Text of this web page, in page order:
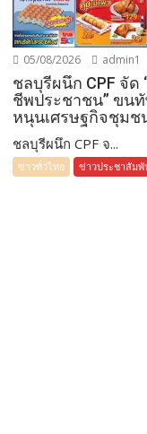
05/08/2026 admin1
ชลบุรีผนึก CPF จัด
ชีพประชาชน” ขน
หนุนเศรษฐกิจชุมช
ชลบุรีผนึก CPF จ...
ข่าวทั่วไทย ข่าวประชาสัม